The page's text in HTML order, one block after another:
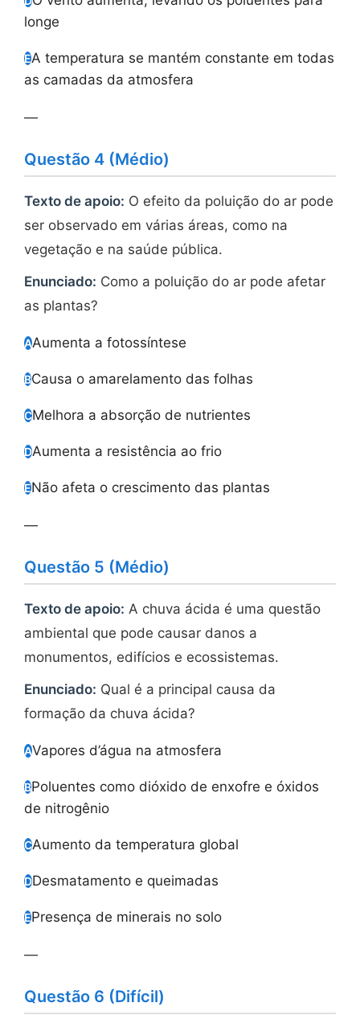
longe
EA temperatura se mantém constante em todas
as camadas da atmosfera
—
Questão 4 (Médio)
Texto de apoio: O efeito da poluição do ar pode
ser observado em várias áreas, como na
vegetação e na saúde pública.
Enunciado: Como a poluição do ar pode afetar
as plantas?
AAumenta a fotossíntese
BCausa o amarelamento das folhas
CMelhora a absorção de nutrientes
DAumenta a resistência ao frio
ENão afeta o crescimento das plantas
—
Questão 5 (Médio)
Texto de apoio: A chuva ácida é uma questão
ambiental que pode causar danos a
monumentos, edifícios e ecossistemas.
Enunciado: Qual é a principal causa da
formação da chuva ácida?
AVapores d’água na atmosfera
BPoluentes como dióxido de enxofre e óxidos
de nitrogênio
CAumento da temperatura global
DDesmatamento e queimadas
EPresença de minerais no solo
—
Questão 6 (Difícil)